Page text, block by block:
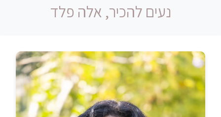
נעים להכיר, אלה פלד